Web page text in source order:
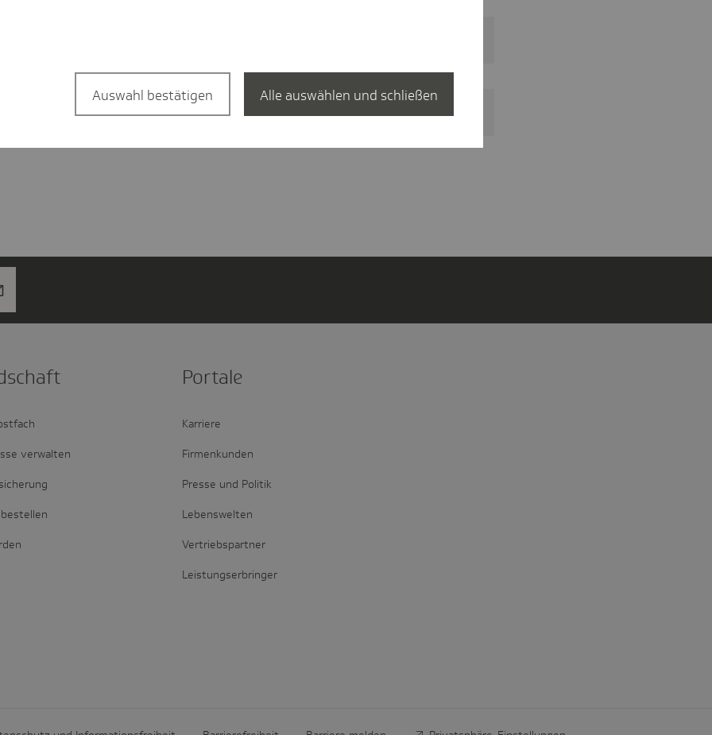
einreichen
verwalten
Portale
Karriere
Firmenkunden
Presse und Politik
Lebenswelten
Vertriebspartner
Leistungserbringer
Auswahl bestätigen Alle auswählen und schließen